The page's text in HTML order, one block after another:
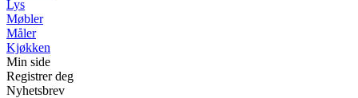
Lys
Møbler
Måler
Kjøkken
Min side
Registrer deg
Nyhetsbrev